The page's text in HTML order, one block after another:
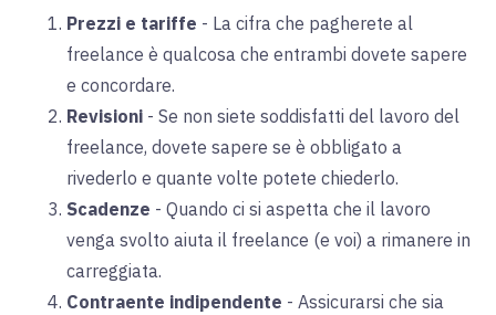
Prezzi e tariffe - La cifra che pagherete al
freelance è qualcosa che entrambi dovete sapere
e concordare.
Revisioni - Se non siete soddisfatti del lavoro del
freelance, dovete sapere se è obbligato a
rivederlo e quante volte potete chiederlo.
Scadenze - Quando ci si aspetta che il lavoro
venga svolto aiuta il freelance (e voi) a rimanere in
carreggiata.
Contraente indipendente - Assicurarsi che sia